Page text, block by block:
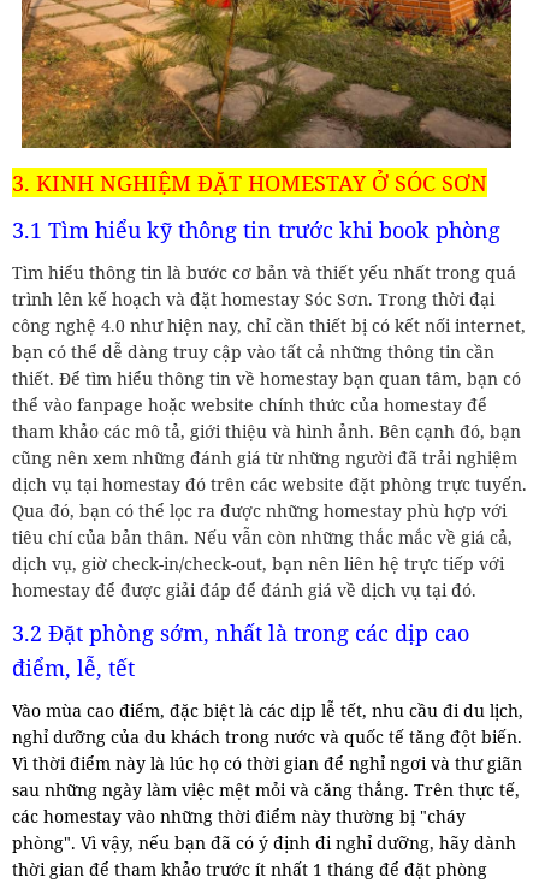
3. KINH NGHIỆM ĐẶT HOMESTAY Ở SÓC SƠN
3.1 Tìm hiểu kỹ thông tin trước khi book phòng
Tìm hiểu thông tin là bước cơ bản và thiết yếu nhất trong quá
trình lên kế hoạch và đặt homestay Sóc Sơn. Trong thời đại
công nghệ 4.0 như hiện nay, chỉ cần thiết bị có kết nối internet,
bạn có thể dễ dàng truy cập vào tất cả những thông tin cần
thiết. Để tìm hiểu thông tin về homestay bạn quan tâm, bạn có
thể vào fanpage hoặc website chính thức của homestay để
tham khảo các mô tả, giới thiệu và hình ảnh. Bên cạnh đó, bạn
cũng nên xem những đánh giá từ những người đã trải nghiệm
dịch vụ tại homestay đó trên các website đặt phòng trực tuyến.
Qua đó, bạn có thể lọc ra được những homestay phù hợp với
tiêu chí của bản thân. Nếu vẫn còn những thắc mắc về giá cả,
dịch vụ, giờ check-in/check-out, bạn nên liên hệ trực tiếp với
homestay để được giải đáp để đánh giá về dịch vụ tại đó.
3.2 Đặt phòng sớm, nhất là trong các dịp cao
điểm, lễ, tết
Vào mùa cao điểm, đặc biệt là các dịp lễ tết, nhu cầu đi du lịch,
nghỉ dưỡng của du khách trong nước và quốc tế tăng đột biến.
Vì thời điểm này là lúc họ có thời gian để nghỉ ngơi và thư giãn
sau những ngày làm việc mệt mỏi và căng thẳng. Trên thực tế,
các homestay vào những thời điểm này thường bị "cháy
phòng". Vì vậy, nếu bạn đã có ý định đi nghỉ dưỡng, hãy dành
thời gian để tham khảo trước ít nhất 1 tháng để đặt phòng